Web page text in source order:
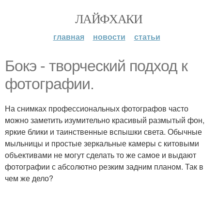
ЛАЙФХАКИ
главная новости статьи
Бокэ - творческий подход к
фотографии.
На снимках профессиональных фотографов часто
можно заметить изумительно красивый размытый фон,
яркие блики и таинственные вспышки света. Обычные
мыльницы и простые зеркальные камеры с китовыми
объективами не могут сделать то же самое и выдают
фотографии с абсолютно резким задним планом. Так в
чем же дело?